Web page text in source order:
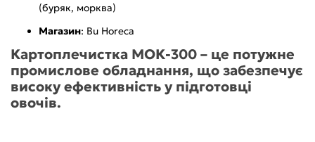
(буряк, морква)
Магазин: Bu Horeca
Картоплечистка МОК-300 – це потужне
промислове обладнання, що забезпечує
високу ефективність у підготовці
овочів.